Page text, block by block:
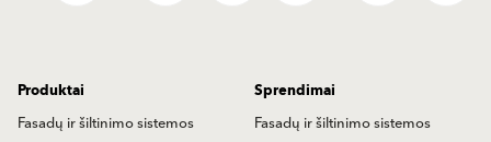
Produktai
Fasadų ir šiltinimo sistemos
Sprendimai
Fasadų ir šiltinimo sistemos